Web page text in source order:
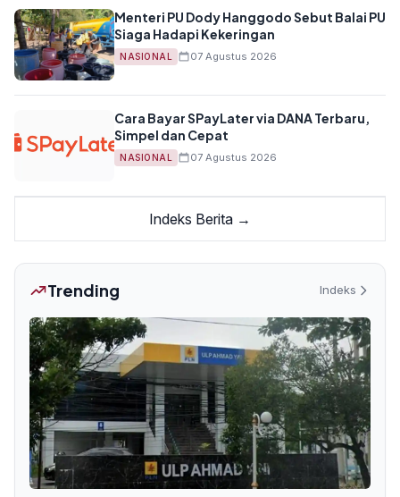
Menteri PU Dody Hanggodo Sebut Balai PU
Siaga Hadapi Kekeringan
NASIONAL 07 Agustus 2026
Cara Bayar SPayLater via DANA Terbaru,
Simpel dan Cepat
NASIONAL 07 Agustus 2026
Indeks Berita →
Trending Indeks